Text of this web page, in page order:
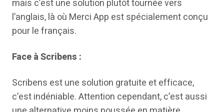
mais c’est une solution plutôt tournée vers
l’anglais, là où Merci App est spécialement conçu
pour le français.
Face à Scribens :
Scribens est une solution gratuite et efficace,
c’est indéniable. Attention cependant, c’est aussi